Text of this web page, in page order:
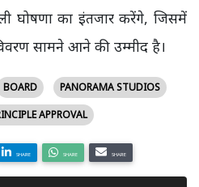
घोषणा का इंतजार करेंगे, जिसमें
सामने आने की उम्मीद है।
BOARD
PANORAMA STUDIOS
APPROVAL
SHARE SHARE SHARE